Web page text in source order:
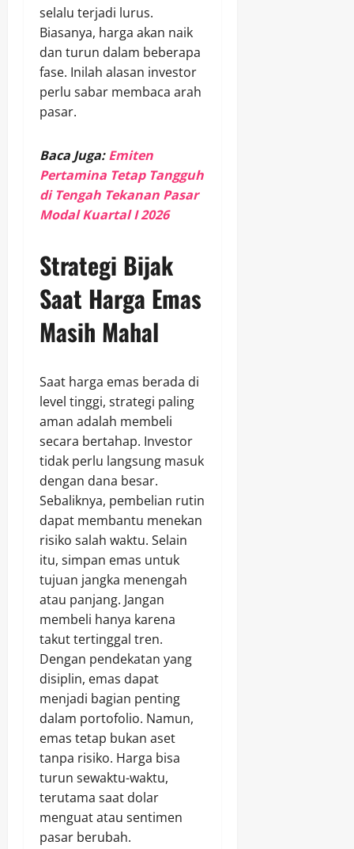
selalu terjadi lurus.
Biasanya, harga akan naik
dan turun dalam beberapa
fase. Inilah alasan investor
perlu sabar membaca arah
pasar.
Baca Juga:Emiten
Pertamina Tetap Tangguh
di Tengah Tekanan Pasar
Modal Kuartal I 2026
Strategi Bijak
Saat Harga Emas
Masih Mahal
Saat harga emas berada di
level tinggi, strategi paling
aman adalah membeli
secara bertahap. Investor
tidak perlu langsung masuk
dengan dana besar.
Sebaliknya, pembelian rutin
dapat membantu menekan
risiko salah waktu. Selain
itu, simpan emas untuk
tujuan jangka menengah
atau panjang. Jangan
membeli hanya karena
takut tertinggal tren.
Dengan pendekatan yang
disiplin, emas dapat
menjadi bagian penting
dalam portofolio. Namun,
emas tetap bukan aset
tanpa risiko. Harga bisa
turun sewaktu-waktu,
terutama saat dolar
menguat atau sentimen
pasar berubah.